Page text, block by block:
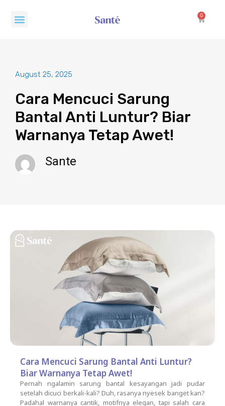
Menu 0 Cart
August 25, 2025
Cara Mencuci Sarung
Bantal Anti Luntur? Biar
Warnanya Tetap Awet!
Sante
Cara Mencuci Sarung Bantal Anti Luntur?
Biar Warnanya Tetap Awet!
Pernah ngalamin sarung bantal kesayangan jadi pudar
setelah dicuci berkali-kali? Duh, rasanya nyesek banget kan?
Padahal warnanya cantik, motifnya elegan, tapi salah cara